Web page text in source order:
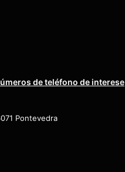
de teléfono de interese
Pontevedra